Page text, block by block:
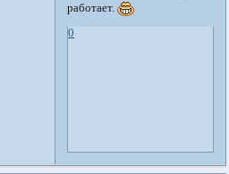
работает.
0